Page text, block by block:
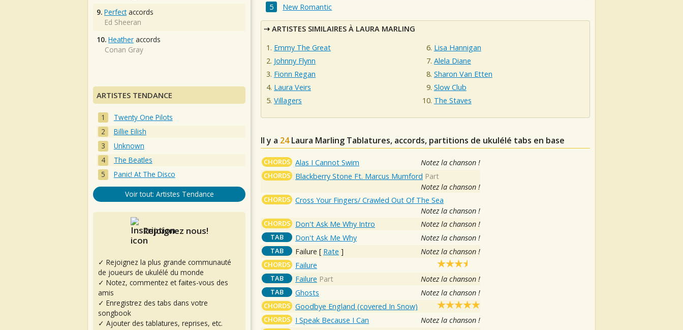
New Romantic
ARTISTES SIMILAIRES À LAURA MARLING
Emmy The Great
Johnny Flynn
Fionn Regan
Laura Veirs
Villagers
Lisa Hannigan
Alela Diane
Sharon Van Etten
Slow Club
The Staves
Il y a 24 Laura Marling Tablatures, accords, partitions de ukulélé tabs en base
CHORDS Alas I Cannot Swim Notez la chanson !
CHORDS Blackberry Stone Ft. Marcus Mumford Part
Notez la chanson !
CHORDS Cross Your Fingers/ Crawled Out Of The Sea
Notez la chanson !
CHORDS Don't Ask Me Why Intro Notez la chanson !
TAB Don't Ask Me Why Notez la chanson !
TAB Failure [ Rate ] Notez la chanson !
CHORDS Failure
TAB Failure Part Notez la chanson !
TAB Ghosts Notez la chanson !
CHORDS Goodbye England (covered In Snow)
CHORDS I Speak Because I Can Notez la chanson !
9. Perfectaccords
Ed Sheeran
10. Heather accords
Conan Gray
ARTISTES TENDANCE
Twenty One Pilots
Billie Eilish
Unknown
The Beatles
Panic! At The Disco
Voir tout: Artistes Tendance
Rejoignez nous!
✓ Rejoignez la plus grande communauté
de joueurs de ukulélé du monde
✓ Notez, commentez et faites-vous des
amis
✓ Enregistrez des tabs dans votre
songbook
✓ Ajouter des tablatures, reprises, etc.